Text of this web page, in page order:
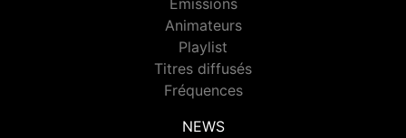
Emissions
Animateurs
Playlist
Titres diffusés
Fréquences
NEWS